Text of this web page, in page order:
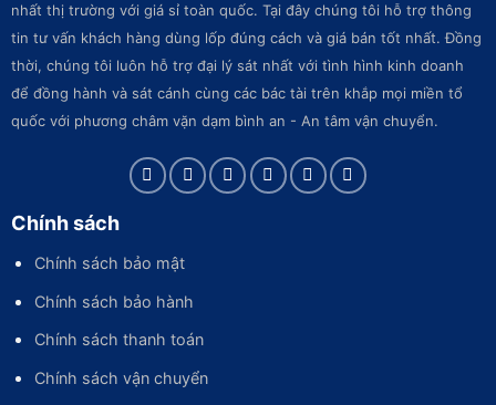
nhất thị trường với giá sỉ toàn quốc. Tại đây chúng tôi hỗ trợ thông
tin tư vấn khách hàng dùng lốp đúng cách và giá bán tốt nhất. Đồng
thời, chúng tôi luôn hỗ trợ đại lý sát nhất với tình hình kinh doanh
để đồng hành và sát cánh cùng các bác tài trên khắp mọi miền tổ
quốc với phương châm vặn dạm bình an - An tâm vận chuyển.
Chính sách
Chính sách bảo mật
Chính sách bảo hành
Chính sách thanh toán
Chính sách vận chuyển